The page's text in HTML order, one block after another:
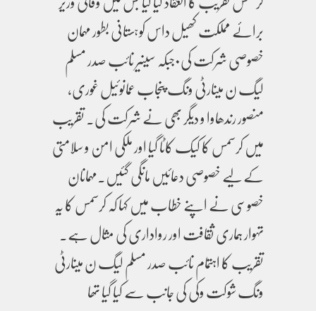
برائے مملکت کھیل داس کوہستانی بطور مہمان
خصوصی شرکت کی۰جبکہ سینیر نائب صدر مسلم
لیگ ن مینارٹی ونگ پنجاب عمانوئیل غوری،
منصور رندھاوا و دیگر بھی نے شرکت کی۔ تقریب
میں کرسمس کا کیک کاٹا گیا اور ملکی امن و سلامتی
کے لیے خصوصی دعائیں مانگی گئیں۔مہمانان
خصوسی نے اپنے خطاب میں کہا کہ کرسمس کا یہ
تہوار ہماری ثقافت اور رواداری کی مثال ہے۔
تقریب کا اہتمام نائب صدر مسلم لیگ ن مینارٹی
ونگ شوکت وکی کی جانب سے کیا گیا تھا